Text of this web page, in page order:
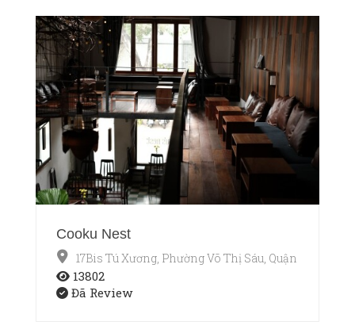
Cooku Nest
17Bis Tú Xương, Phường Võ Thị Sáu, Quận 3, TP.HCM
13802
Đã Review